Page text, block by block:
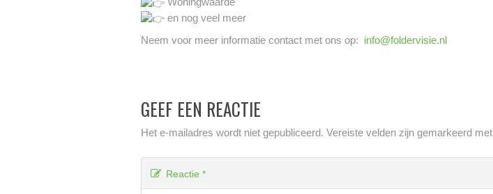
en nog veel meer
Neem voor meer informatie contact met ons op: info@foldervisie.nl
GEEF EEN REACTIE
Het e-mailadres wordt niet gepubliceerd. Vereiste velden zijn gemarkeerd met
Reactie *